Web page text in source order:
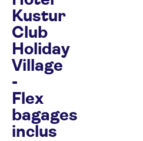
Kustur
Club
Holiday
Village
-
Flex
bagages
inclus